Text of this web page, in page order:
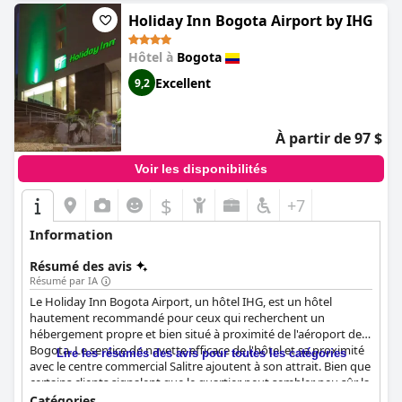
Holiday Inn Bogota Airport by IHG
Hôtel à Bogota
9,2 Excellent
À partir de 97 $
Voir les disponibilités
$ +7
Information
Résumé des avis
Résumé par IA
Le Holiday Inn Bogota Airport, un hôtel IHG, est un hôtel
hautement recommandé pour ceux qui recherchent un
hébergement propre et bien situé à proximité de l'aéroport de
Bogota. Le service de navette efficace de l'hôtel et sa proximité
avec le centre commercial Salitre ajoutent à son attrait. Bien que
certains clients signalent que le quartier peut sembler peu sûr la
nuit, la plupart d'entre eux apprécient l'emplacement de l'hôtel.
Lire les résumés des avis pour toutes les catégories